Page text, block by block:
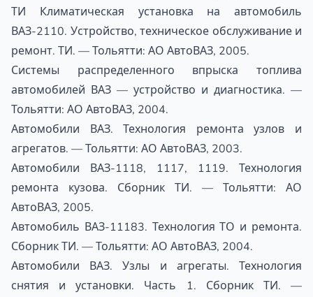
ТИ Климатическая установка на автомобиль
ВАЗ-2110. Устройство, техническое обслуживание и
ремонт. ТИ. — Тольятти: АО АвтоВАЗ, 2005.
Системы распределенного впрыска топлива
автомобилей ВАЗ — устройство и диагностика. —
Тольятти: АО АвтоВАЗ, 2004.
Автомобили ВАЗ. Технология ремонта узлов и
агрегатов. — Тольятти: АО АвтоВАЗ, 2003.
Автомобили ВАЗ-1118, 1117, 1119. Технология
ремонта кузова. Сборник ТИ. — Тольятти: АО
АвтоВАЗ, 2005.
Автомобиль ВАЗ-11183. Технология ТО и ремонта.
Сборник ТИ. — Тольятти: АО АвтоВАЗ, 2004.
Автомобили ВАЗ. Узлы и агрегаты. Технология
снятия и установки. Часть 1. Сборник ТИ. —